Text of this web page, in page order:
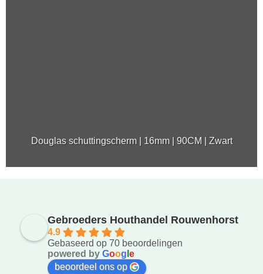
Douglas schuttingscherm | 16mm | 90CM | Zwart
Gebroeders Houthandel Rouwenhorst
4.9
Gebaseerd op 70 beoordelingen
powered by Goog e
beoordeel ons op